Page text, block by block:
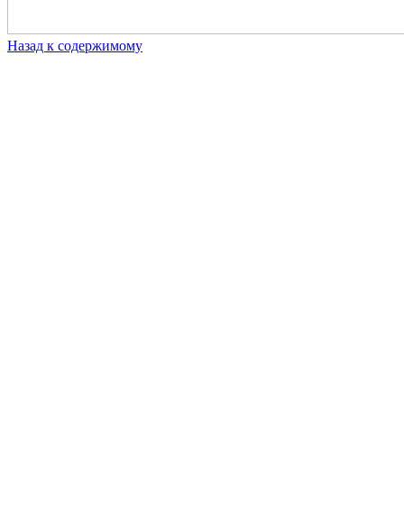
Назад к содержимому